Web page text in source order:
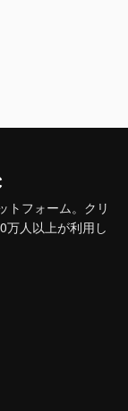
トフォーム。クリ
万人以上が利用し